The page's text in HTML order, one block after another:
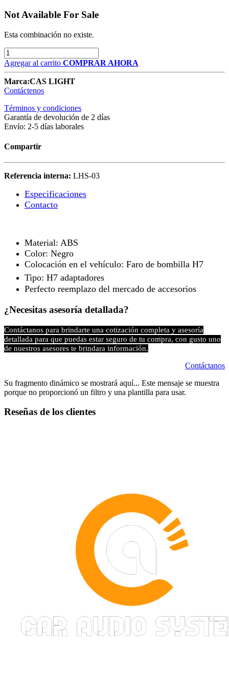
Not Available For Sale
Esta combinación no existe.
Agregar al carrito COMPRAR AHORA
Marca:CAS LIGHT
Contáctenos
Términos y condiciones
Garantía de devolución de 2 días
Envío: 2-5 días laborales
Compartir
Referencia interna: LHS-03
Especificaciones
Contacto
Material: ABS
Color: Negro
Colocación en el vehículo: Faro de bombilla H7
Tipo: H7 adaptadores
Perfecto reemplazo del mercado de accesorios
¿Necesitas asesoría detallada?
Contáctanos para brindarte una cotización completa y asesoría
detallada para que puedas estar seguro de tu compra, con gusto uno
de nuestros asesores te brindara información.
Contáctanos
Su fragmento dinámico se mostrará aquí... Este mensaje se muestra
porque no proporcionó un filtro y una plantilla para usar.
Reseñas de los clientes